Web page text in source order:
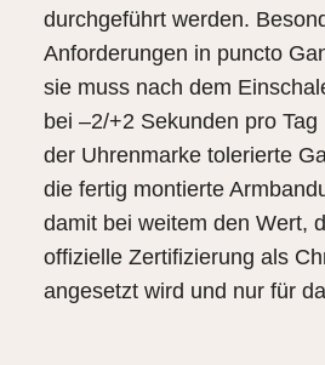
durchgeführt werden.
Anforderungen in puncto
sie muss nach dem
bei –2/+2 Sekunden pro
der Uhrenmarke tolerierte
die fertig montierte
damit bei weitem den Wert,
offizielle Zertifizierung als
angesetzt wird und nur für